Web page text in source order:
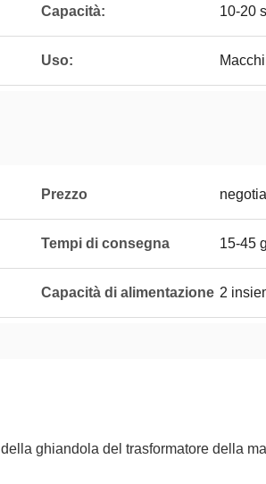
Capacità: 10-20
Uso:
Prezzo
Tempi di consegna 15-45
Capacità di alimentazione 2
ghiandola del trasformatore della